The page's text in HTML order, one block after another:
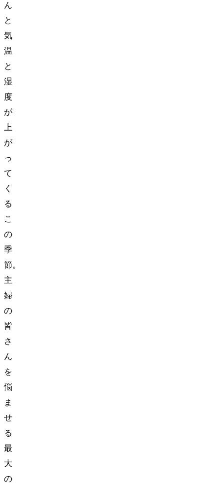
ん
と
気
温
と
湿
度
が
上
が
っ
て
く
る
こ
の
季
節。
主
婦
の
皆
さ
ん
を
悩
ま
せ
る
最
大
の